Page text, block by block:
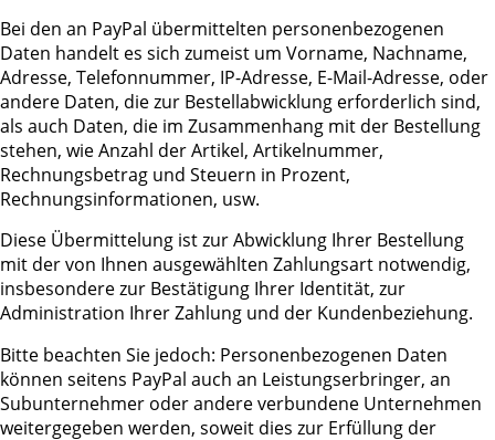
Bei den an PayPal übermittelten personenbezogenen
Daten handelt es sich zumeist um Vorname, Nachname,
Adresse, Telefonnummer, IP-Adresse, E-Mail-Adresse, oder
andere Daten, die zur Bestellabwicklung erforderlich sind,
als auch Daten, die im Zusammenhang mit der Bestellung
stehen, wie Anzahl der Artikel, Artikelnummer,
Rechnungsbetrag und Steuern in Prozent,
Rechnungsinformationen, usw.
Diese Übermittelung ist zur Abwicklung Ihrer Bestellung
mit der von Ihnen ausgewählten Zahlungsart notwendig,
insbesondere zur Bestätigung Ihrer Identität, zur
Administration Ihrer Zahlung und der Kundenbeziehung.
Bitte beachten Sie jedoch: Personenbezogenen Daten
können seitens PayPal auch an Leistungserbringer, an
Subunternehmer oder andere verbundene Unternehmen
weitergegeben werden, soweit dies zur Erfüllung der